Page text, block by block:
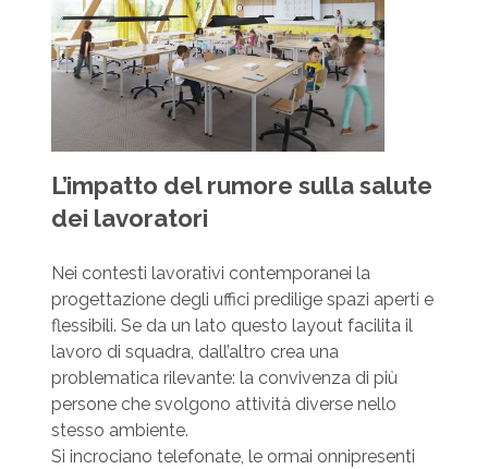
L’impatto del rumore sulla salute
dei lavoratori
Nei contesti lavorativi contemporanei la
progettazione degli uffici predilige spazi aperti e
flessibili. Se da un lato questo layout facilita il
lavoro di squadra, dall’altro crea una
problematica rilevante: la convivenza di più
persone che svolgono attività diverse nello
stesso ambiente.
Si incrociano telefonate, le ormai onnipresenti